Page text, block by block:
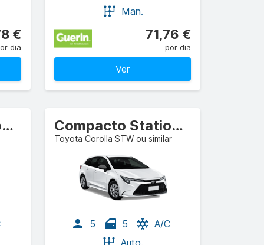
€
dia
Man.
71,76 €
por dia
Ver
Compacto Stationwagon Compacto Stationwagon
Toyota Corolla STW ou similar
5 5
A/C
Auto.